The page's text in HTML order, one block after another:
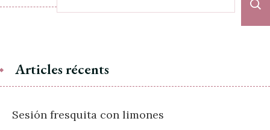
Articles récents
Sesión fresquita con limones